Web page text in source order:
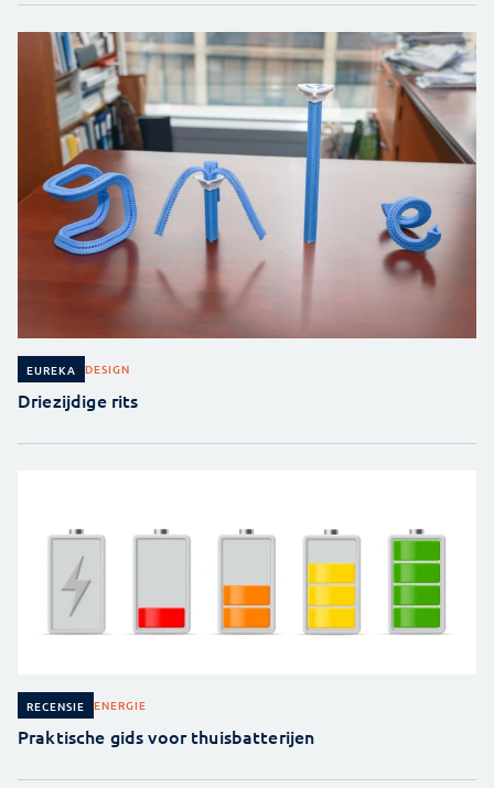
EUREKA DESIGN
Driezijdige rits
RECENSIE ENERGIE
Praktische gids voor thuisbatterijen